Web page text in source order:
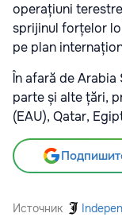
operațiuni
sprijinul forțelor
pe plan
În afară de
parte și alte țări,
(EAU), Qatar,
Источник